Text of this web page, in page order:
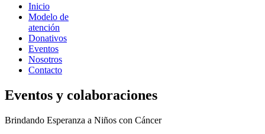
Inicio
Modelo de
atención
Donativos
Eventos
Nosotros
Contacto
Eventos y colaboraciones
Brindando Esperanza a Niños con Cáncer